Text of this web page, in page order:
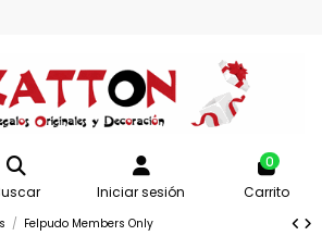
Iniciar sesión
0
Carrito
Felpudo Members Only